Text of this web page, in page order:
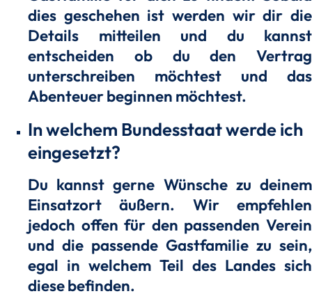
dies geschehen ist werden wir dir die
Details mitteilen und du kannst
entscheiden ob du den Vertrag
unterschreiben möchtest und das
Abenteuer beginnen möchtest.
In welchem Bundesstaat werde ich
eingesetzt?
Du kannst gerne Wünsche zu deinem
Einsatzort äußern. Wir empfehlen
jedoch offen für den passenden Verein
und die passende Gastfamilie zu sein,
egal in welchem Teil des Landes sich
diese befinden.